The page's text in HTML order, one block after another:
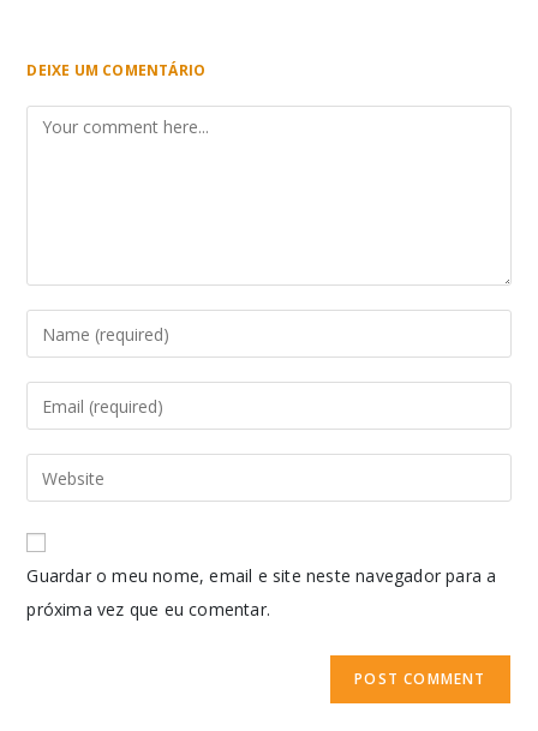
DEIXE UM COMENTÁRIO
Guardar o meu nome, email e site neste navegador para a
próxima vez que eu comentar.